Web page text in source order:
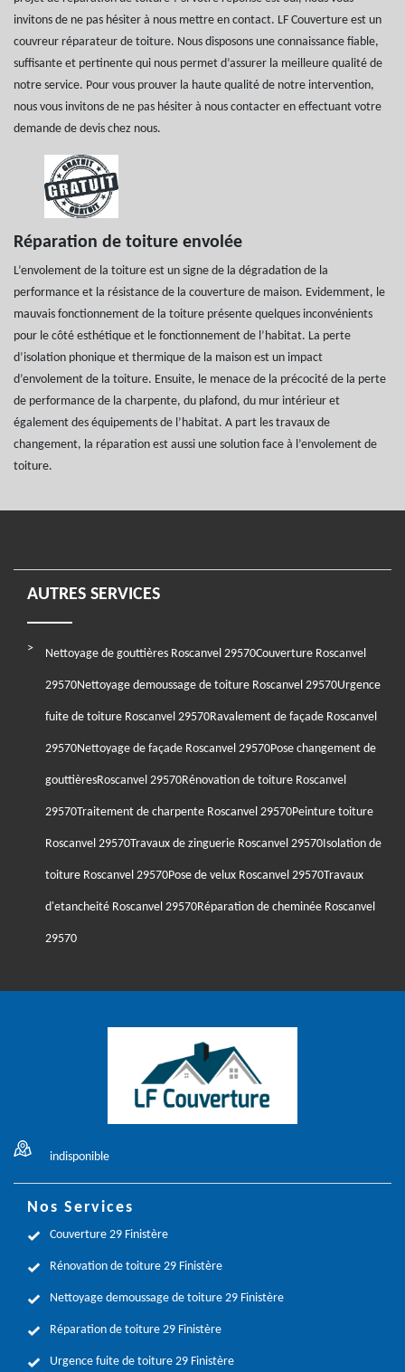
invitons de ne pas hésiter à nous mettre en contact. LF Couverture est un
couvreur réparateur de toiture. Nous disposons une connaissance fiable,
suffisante et pertinente qui nous permet d’assurer la meilleure qualité de
notre service. Pour vous prouver la haute qualité de notre intervention,
nous vous invitons de ne pas hésiter à nous contacter en effectuant votre
demande de devis chez nous.
Réparation de toiture envolée
L’envolement de la toiture est un signe de la dégradation de la
performance et la résistance de la couverture de maison. Evidemment, le
mauvais fonctionnement de la toiture présente quelques inconvénients
pour le côté esthétique et le fonctionnement de l’habitat. La perte
d’isolation phonique et thermique de la maison est un impact
d’envolement de la toiture. Ensuite, le menace de la précocité de la perte
de performance de la charpente, du plafond, du mur intérieur et
également des équipements de l’habitat. A part les travaux de
changement, la réparation est aussi une solution face à l’envolement de
toiture.
AUTRES SERVICES
Nettoyage de gouttières Roscanvel 29570Couverture Roscanvel
29570Nettoyage demoussage de toiture Roscanvel 29570Urgence
fuite de toiture Roscanvel 29570Ravalement de façade Roscanvel
29570Nettoyage de façade Roscanvel 29570Pose changement de
gouttièresRoscanvel 29570Rénovation de toiture Roscanvel
29570Traitement de charpente Roscanvel 29570Peinture toiture
Roscanvel 29570Travaux de zinguerie Roscanvel 29570Isolation de
toiture Roscanvel 29570Pose de velux Roscanvel 29570Travaux
d'etancheité Roscanvel 29570Réparation de cheminée Roscanvel
29570
indisponible
Nos Services
Couverture 29 Finistère
Rénovation de toiture 29 Finistère
Nettoyage demoussage de toiture 29 Finistère
Réparation de toiture 29 Finistère
Urgence fuite de toiture 29 Finistère